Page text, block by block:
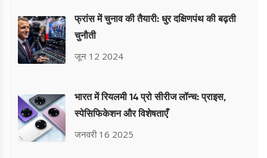
फ्रांस में चुनाव की तैयारी: धुर दक्षिणपंथ की बढ़ती
चुनौती
जून 12 2024
भारत में रियलमी 14 प्रो सीरीज लॉन्च: प्राइस,
स्पेसिफिकेशन और विशेषताएँ
जनवरी 16 2025